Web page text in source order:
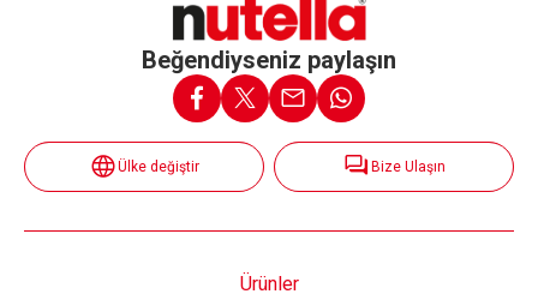
Beğendiyseniz paylaşın
Ülke değiştir Bize Ulaşın
Ürünler